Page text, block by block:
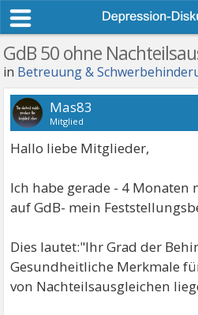
GdB 50 ohne
in Betreuung &
Mas83
Mitglied
Hallo liebe Mitglieder,
Ich habe gerade - 4 Monaten
auf GdB- mein
Dies lautet:"Ihr Grad der
Gesundheitliche Merkmale
von Nachteilsausgleichen